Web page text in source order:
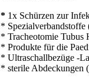
* 1x Schürzen zur
*
* Tracheotomie Tubus
* Produkte für die
* Ultraschallbezüge -
* sterile Abdeckungen